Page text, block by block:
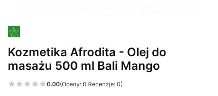
Kozmetika Afrodita - Olej do
masażu 500 ml Bali Mango
0.00(Oceny: 0 Recenzje: 0)